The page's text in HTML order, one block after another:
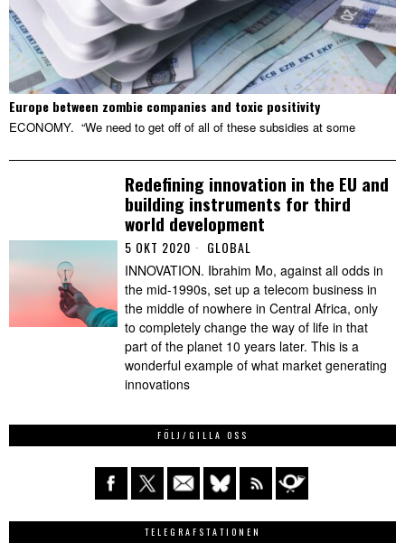
Europe between zombie companies and toxic positivity
ECONOMY. “We need to get off of all of these subsidies at some
Redefining innovation in the EU and
building instruments for third
world development
5 OKT 2020 GLOBAL
INNOVATION. Ibrahim Mo, against all odds in
the mid-1990s, set up a telecom business in
the middle of nowhere in Central Africa, only
to completely change the way of life in that
part of the planet 10 years later. This is a
wonderful example of what market generating
innovations
FÖLJ/GILLA OSS
TELEGRAFSTATIONEN